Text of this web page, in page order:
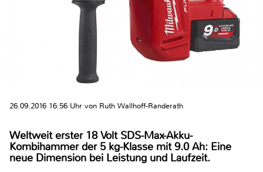
26.09.2016 16:56 Uhr von Ruth Wallhoff-Randerath
Weltweit erster 18 Volt SDS-Max-Akku-
Kombihammer der 5 kg-Klasse mit 9.0 Ah: Eine
neue Dimension bei Leistung und Laufzeit.